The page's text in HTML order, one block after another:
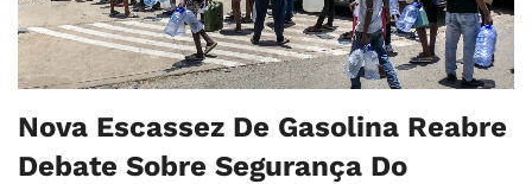
Nova Escassez De Gasolina Reabre
Debate Sobre Segurança Do